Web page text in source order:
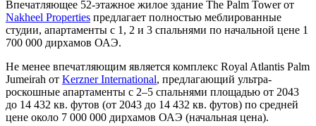
Впечатляющее 52-этажное жилое здание The Palm Tower от
Nakheel Properties предлагает полностью меблированные
студии, апартаменты с 1, 2 и 3 спальнями по начальной цене 1
700 000 дирхамов ОАЭ.
Не менее впечатляющим является комплекс Royal Atlantis Palm
Jumeirah от Kerzner International, предлагающий ультра-
роскошные апартаменты с 2–5 спальнями площадью от 2043
до 14 432 кв. футов (от 2043 до 14 432 кв. футов) по средней
цене около 7 000 000 дирхамов ОАЭ (начальная цена).